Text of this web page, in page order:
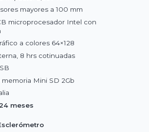
mayores a 100 mm
microprocesador Intel con
a colores 64×128
8 hrs cotinuadas
memoria Mini SD 2Gb
meses